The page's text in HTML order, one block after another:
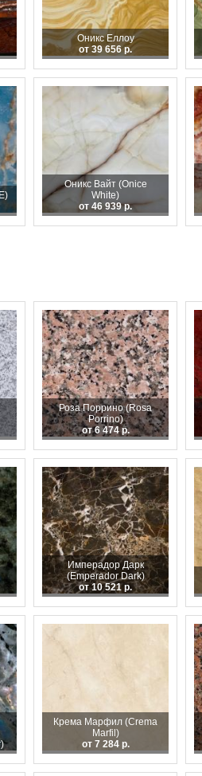
Оникс Еллоу
от 39 656 р.
Оникс Вайт (Onice
White)
от 46 939 р.
Роза Поррино (Rosa
Porrino)
от 6 474 р.
Имперадор Дарк
(Emperador Dark)
от 10 521 р.
Крема Марфил (Crema
Marfil)
от 7 284 р.